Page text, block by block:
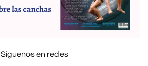
Síguenos en redes